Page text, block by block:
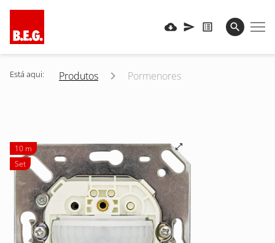
Está aqui: Produtos Pormenores
10 m
Set